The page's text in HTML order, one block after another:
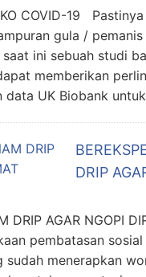
COVID-19
gula /
ini sebuah studi
memberikan
data UK Biobank
DRIP
DRIP AGAR NGOPI
pembatasan
sudah menerapkan